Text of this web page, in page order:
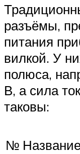
разъёмы,
питания
вилкой. У
полюса,
В, а сила
таковы:
№